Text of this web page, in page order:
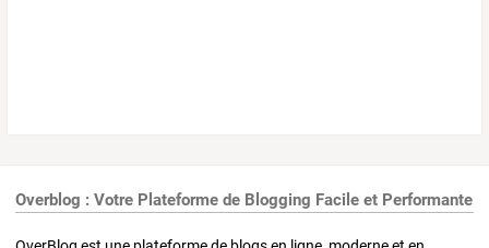
Overblog : Votre Plateforme de Blogging Facile et Performante